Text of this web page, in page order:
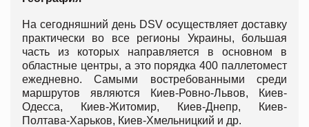
На сегодняшний день DSV осуществляет доставку
практически во все регионы Украины, большая
часть из которых направляется в основном в
областные центры, а это порядка 400 паллетомест
ежедневно. Самыми востребованными среди
маршрутов являются Киев-Ровно-Львов, Киев-
Одесса, Киев-Житомир, Киев-Днепр, Киев-
Полтава-Харьков, Киев-Хмельницкий и др.